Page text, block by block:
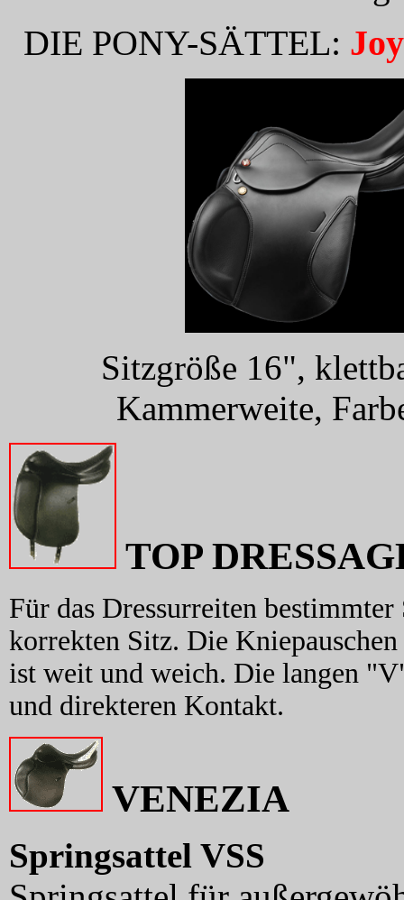
DIE PONY-SÄTTEL:
Sitzgröße 16",
Kammerweite,
TOP
Für das Dressurreiten
korrekten Sitz. Die
ist weit und weich. Die langen
und direkteren Kontakt.
VENEZIA
Springsattel VSS